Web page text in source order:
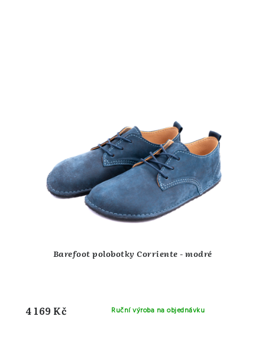
Barefoot polobotky Corriente - modré
Ruční výroba na objednávku
4 169 Kč